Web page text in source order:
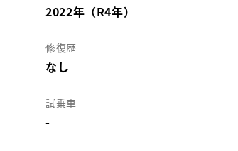
2022年（R4年）
修復歴
なし
試乗車
-